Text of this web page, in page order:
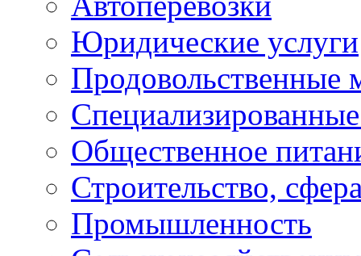
Юридические услуги
Продовольственные
Общественное
Строительство,
Промышленность